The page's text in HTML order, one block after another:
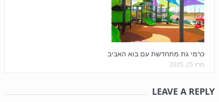
כרמי גת מתחדשת עם בוא האביב
מרץ 25, 2025
LEAVE A REPLY